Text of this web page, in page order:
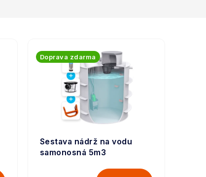
Sestava nádrž na vodu
samonosná 5m3
Doprava zdarma